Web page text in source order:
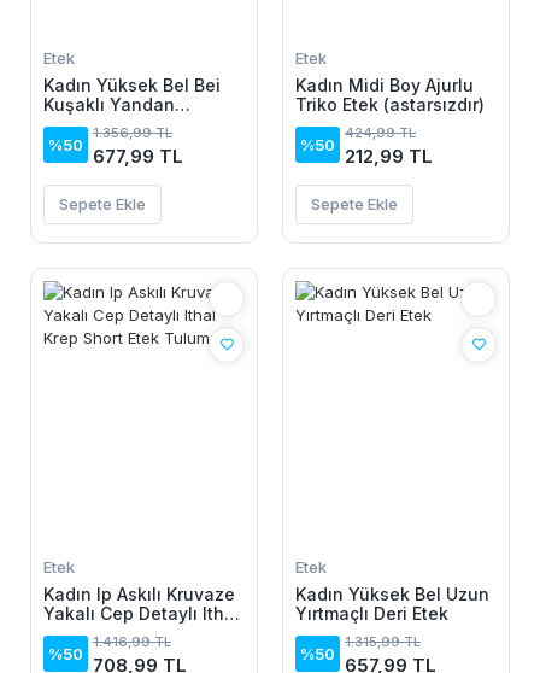
Etek
Kadın Yüksek Bel Bei
Kuşaklı Yandan
Yırtmaçlı Uzun Sandy
Etek
%50
1.356,99 TL
677,99 TL
Sepete Ekle
Etek
Kadın Midi Boy Ajurlu
Triko Etek (astarsızdır)
%50
424,99 TL
212,99 TL
Sepete Ekle
Etek
Kadın Ip Askılı Kruvaze
Yakalı Cep Detaylı Ithal
Krep Short Etek Tulum
%50
1.416,99 TL
708,99 TL
Etek
Kadın Yüksek Bel Uzun
Yırtmaçlı Deri Etek
%50
1.315,99 TL
657,99 TL